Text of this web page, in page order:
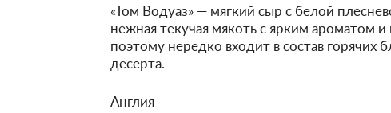
«Том Водуаз» — мягкий сыр с белой
нежная текучая мякоть с ярким ароматом
поэтому нередко входит в состав горячих
десерта.
Англия